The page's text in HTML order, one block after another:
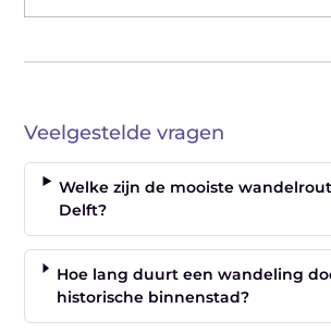
Veelgestelde vragen
Welke zijn de mooiste
Delft?
Hoe lang duurt een wandeling
historische binnenstad?